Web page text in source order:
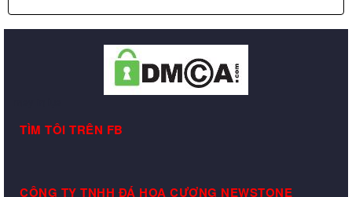
TÌM TÔI TRÊN FB
CÔNG TY TNHH ĐÁ HOA CƯƠNG NEWSTONE